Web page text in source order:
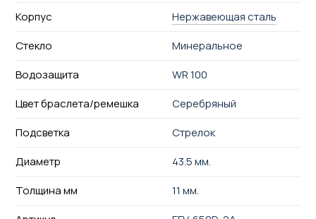
Корпус
Нержавеющая сталь
Стекло
Минеральное
Водозащита
WR 100
Цвет браслета/ремешка
Серебряный
Подсветка
Стрелок
Диаметр
43.5 мм.
Толщина мм
11 мм.